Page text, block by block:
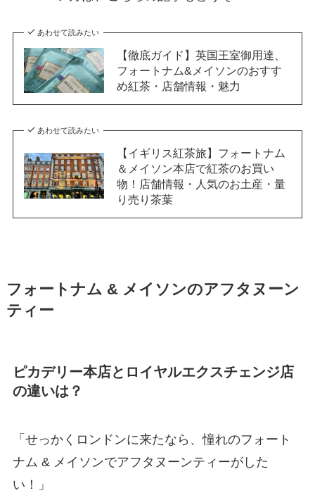
あわせて読みたい
【徹底ガイド】英国王室御用達、
フォートナム&メイソンのおすす
め紅茶・店舗情報・魅力
あわせて読みたい
【イギリス紅茶旅】フォートナム
＆メイソン本店で紅茶のお買い
物！店舗情報・人気のお土産・量
り売り茶葉
フォートナム & メイソンのアフタヌーン
ティー
ピカデリー本店とロイヤルエクスチェンジ店
の違いは？
「せっかくロンドンに来たなら、憧れのフォート
ナム & メイソンでアフタヌーンティーがした
い！」